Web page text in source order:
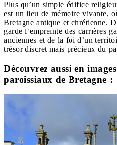
Plus qu’un simple édifice
est un lieu de mémoire vivante,
Bretagne antique et chrétienne.
garde l’empreinte des carrières
anciennes et de la foi d’un
trésor discret mais précieux du
Découvrez aussi en
paroissiaux de Bretagne :